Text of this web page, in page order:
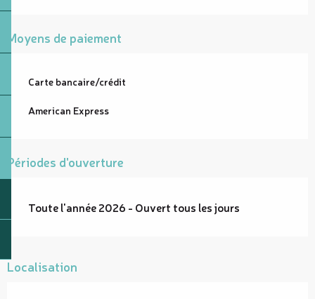
Moyens de paiement
Carte bancaire/crédit
American Express
Périodes d'ouverture
Toute l'année 2026 - Ouvert tous les jours
Localisation